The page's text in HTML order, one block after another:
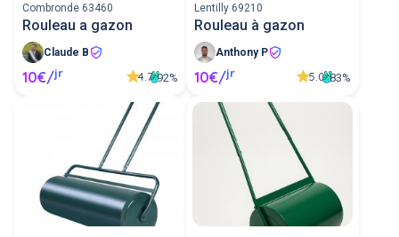
voici.
Combronde 63460
Rouleau a gazon
Claude B
10€/jr 4.7 92%
Lentilly 69210
Rouleau à gazon
Anthony P
10€/jr 5.0 83%